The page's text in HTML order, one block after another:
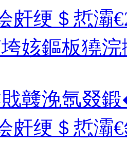
皯绠＄悊灞
姟鏂板獟
竷浼氬叕
皯绠＄悊灞